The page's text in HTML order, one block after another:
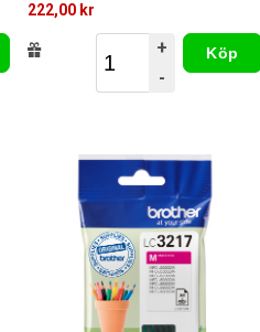
222,00 kr
+
-
Köp